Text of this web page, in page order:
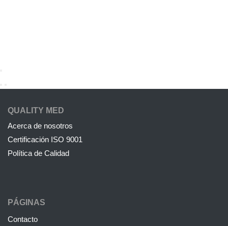
QUALITY MED
Acerca de nosotros
Certificación ISO 9001
Política de Calidad
PÁGINAS
Contacto